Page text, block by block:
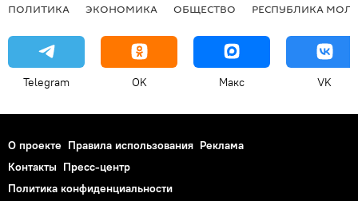
ПОЛИТИКА ЭКОНОМИКА ОБЩЕСТВО РЕСПУБЛИКА
Telegram OK Макс VK
О проекте Правила использования Реклама
Контакты Пресс-центр
Политика конфиденциальности